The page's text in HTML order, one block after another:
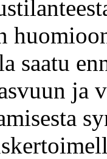
saatu
ja